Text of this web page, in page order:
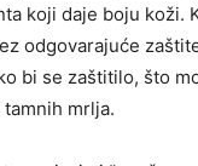
koji daje boju koži.
odgovarajuće
bi se zaštitilo, što
mrlja.